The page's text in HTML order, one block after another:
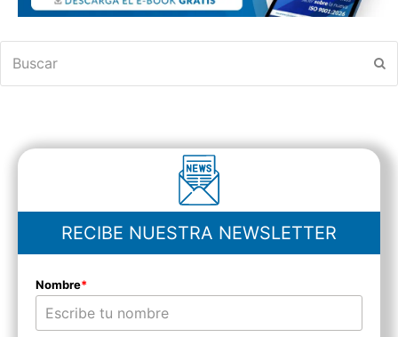
RECIBE NUESTRA NEWSLETTER
Nombre*